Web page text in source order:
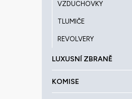
VZDUCHOVKY
TLUMIČE
REVOLVERY
LUXUSNÍ ZBRANĚ
KOMISE